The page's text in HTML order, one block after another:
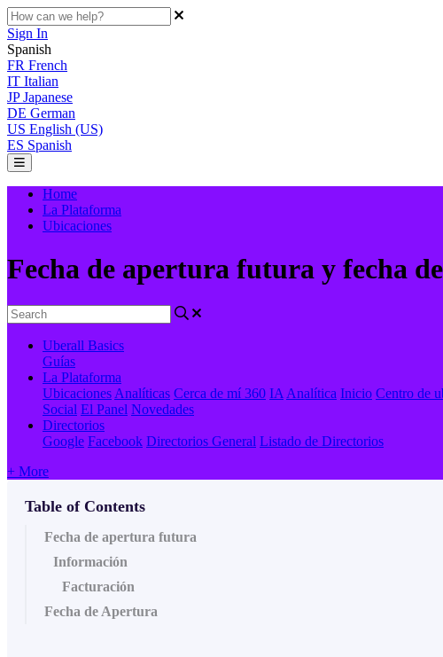
Sign In
Spanish
FR French
IT Italian
JP Japanese
DE German
US English (US)
ES Spanish
Home
La Plataforma
Ubicaciones
Fecha de apertura futura y fecha
Uberall Basics
Guías
La Plataforma
Ubicaciones Analíticas Cerca de mí 360 IA Analítica Inicio Centro de
Social El Panel Novedades
Directorios
Google Facebook Directorios General Listado de Directorios
+ More
Table of Contents
Fecha de apertura futura
Información
Facturación
Fecha de Apertura